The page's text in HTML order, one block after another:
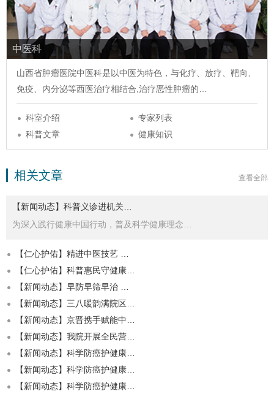
中医科
山西省肿瘤医院中医科是以中医为特色，与化疗、放疗、靶向、
免疫、内分泌等西医治疗相结合,治疗恶性肿瘤的…
科室介绍
专家列表
科普文章
健康知识
查看全部
相关文章
【新闻动态】科普义诊进机关…
为深入践行健康中国行动，普及科学健康理念…
【仁心护佑】精进中医技艺 …
【仁心护佑】科普惠民守健康…
【新闻动态】早防早筛早治 …
【新闻动态】三八暖韵满院区…
【新闻动态】京晋携手赋能中…
【新闻动态】我院开展全民营…
【新闻动态】科学防癌护健康…
【新闻动态】科学防癌护健康…
【新闻动态】科学防癌护健康…